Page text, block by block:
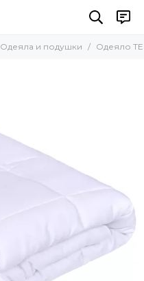
Одеяла и подушки Одеяло